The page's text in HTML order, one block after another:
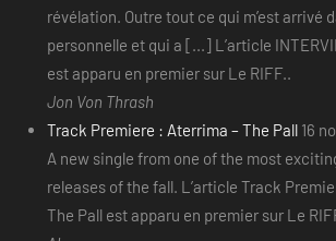
révélation. Outre tout ce qui m’est arrivé
personnelle et qui a [...] L’article
est apparu en premier sur Le RIFF..
Jon Von Thrash
Track Premiere : Aterrima – The Pall 16
A new single from one of the most
releases of the fall. L’article Track
The Pall est apparu en premier sur Le